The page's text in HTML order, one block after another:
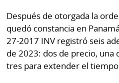
Después de otorgada la
quedó constancia en
27-2017 INV registró seis
de 2023: dos de precio, una
tres para extender el